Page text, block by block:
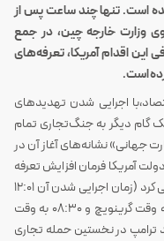
است. تنها چند ساعت پس از
وزارت خارجه چین، در جمع
این اقدام آمریکا، تعرفه‌های
است.
اجرایی شدن تهدید‌های
گام دیگر به جنگ‌تجاری تمام
جهانی» نشانه‌های آغاز آن در
آمریکا فرمان افزایش تعرفه
۳۴ میلیارد دلار از واردات کالاهای چینی را اجرایی کرد (زمان اجرایی شدن آن ۱۲:۰۱
بامداد به وقت ایالت‌های شرقی آمریکا، ۰۴:۰۱ به وقت گرینویچ و ۰۸:۳۰ به وقت
ترامپ در نخستین حمله تجاری